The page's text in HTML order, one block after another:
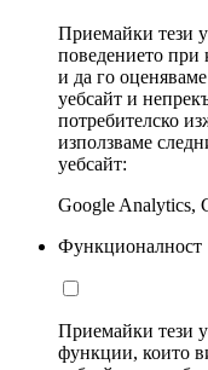
Приемайки тези
поведението при
и да го
уебсайт и
потребителско
използваме
уебсайт:
Google Analytics,
Функционалност
Приемайки тези
функции, които